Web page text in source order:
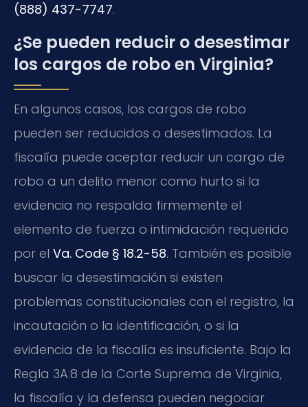
(888) 437-7747.
¿Se pueden reducir o desestimar
los cargos de robo en Virginia?
En algunos casos, los cargos de robo
pueden ser reducidos o desestimados. La
fiscalía puede aceptar reducir un cargo de
robo a un delito menor como hurto si la
evidencia no respalda firmemente el
elemento de fuerza o intimidación requerido
por el Va. Code § 18.2-58. También es posible
buscar la desestimación si existen
problemas constitucionales con el registro, la
incautación o la identificación, o si la
evidencia de la fiscalía es insuficiente. Bajo la
Regla 3A:8 de la Corte Suprema de Virginia,
la fiscalía y la defensa pueden negociar